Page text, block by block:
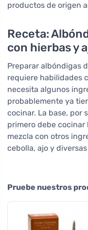
productos de origen
Receta:
con hierbas y
Preparar albóndigas
requiere habilidades
necesita algunos
probablemente ya
cocinar. La base, por
primero debe cocinar
mezcla con otros
cebolla, ajo y
Pruebe nuestros